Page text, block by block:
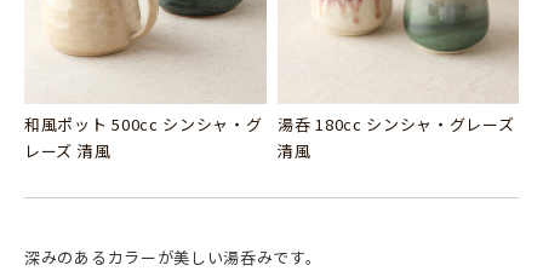
和風ポット 500cc シンシャ・グ
レーズ 清風
湯呑 180cc シンシャ・グレーズ
清風
深みのあるカラーが美しい湯呑みです。